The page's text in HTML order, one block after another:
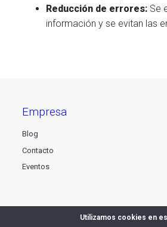
Reducción de errores: Se
información y se evitan las
empresa
Blog
Contacto
Eventos
Utilizamos cookies en